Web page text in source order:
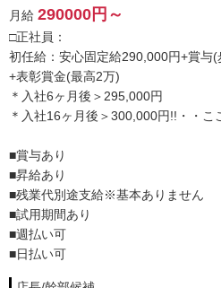
い。
「全国最大級」
YESグループは全国に60店舗展開中。
業界のイメージにとらわれない、働
【札幌・水戸・土浦・横浜・松山・
ご希望の地域がございましたらお気
ただし、募集状況は地域により異なり
事前にご確認いただきますようお願い
月給 290000円～
□正社員：
初任給：安心固定給290,000円+賞与
+表彰賞金(最高2万)
＊入社6ヶ月後＞295,000円
＊入社16ヶ月後＞300,000円!!・・こ
■賞与あり
■昇給あり
■残業代別途支給※基本ありません
■試用期間あり
■週払い可
■日払い可